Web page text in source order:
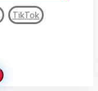
TikTok